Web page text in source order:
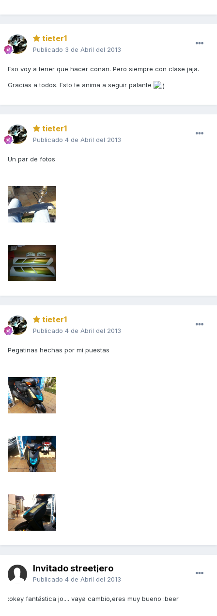
tieter1
Publicado 3 de Abril del 2013
Eso voy a tener que hacer conan. Pero siempre con clase jaja.
Gracias a todos. Esto te anima a seguir palante
tieter1
Publicado 4 de Abril del 2013
Un par de fotos
tieter1
Publicado 4 de Abril del 2013
Pegatinas hechas por mi puestas
Invitado streetjero
Publicado 4 de Abril del 2013
:okey fantástica jo.... vaya cambio,eres muy bueno :beer